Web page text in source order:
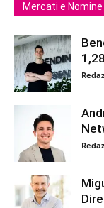
Mercati e Nomine